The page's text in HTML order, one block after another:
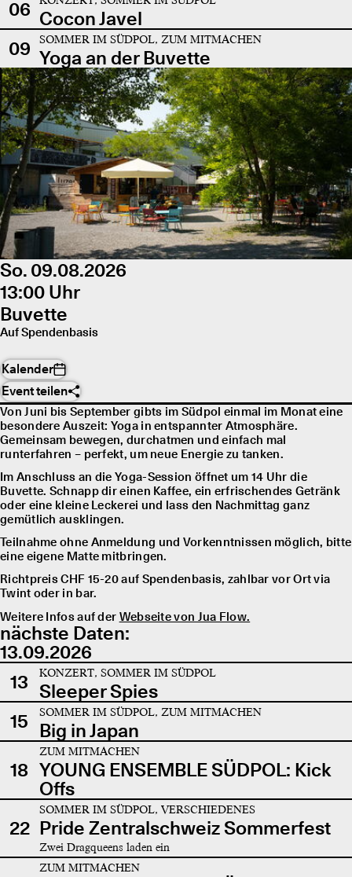
06 Cocon Javel
09
SOMMER IM SÜDPOL, ZUM MITMACHEN
Yoga an der Buvette
So. 09.08.2026
13:00 Uhr
Buvette
Auf Spendenbasis
Kalender
Event teilen
Von Juni bis September gibts im Südpol einmal im Monat eine
besondere Auszeit: Yoga in entspannter Atmosphäre.
Gemeinsam bewegen, durchatmen und einfach mal
runterfahren – perfekt, um neue Energie zu tanken.
Im Anschluss an die Yoga-Session öffnet um 14 Uhr die
Buvette. Schnapp dir einen Kaffee, ein erfrischendes Getränk
oder eine kleine Leckerei und lass den Nachmittag ganz
gemütlich ausklingen.
Teilnahme ohne Anmeldung und Vorkenntnissen möglich, bitte
eine eigene Matte mitbringen.
Richtpreis CHF 15-20 auf Spendenbasis, zahlbar vor Ort via
Twint oder in bar.
Weitere Infos auf der Webseite von Jua Flow.
nächste Daten:
13.09.2026
13
KONZERT, SOMMER IM SÜDPOL
Sleeper Spies
15
SOMMER IM SÜDPOL, ZUM MITMACHEN
Big in Japan
18
ZUM MITMACHEN
YOUNG ENSEMBLE SÜDPOL: Kick
Offs
22
SOMMER IM SÜDPOL, VERSCHIEDENES
Pride Zentralschweiz Sommerfest
Zwei Dragqueens laden ein
ZUM MITMACHEN